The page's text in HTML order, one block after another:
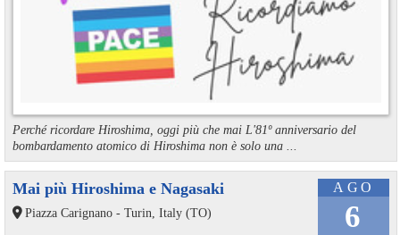
Perché ricordare Hiroshima, oggi più che mai L'81º anniversario del
bombardamento atomico di Hiroshima non è solo una ...
AGO
6
Mai più Hiroshima e Nagasaki
Piazza Carignano - Turin, Italy (TO)